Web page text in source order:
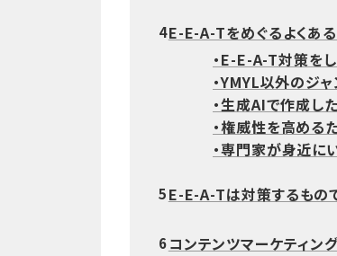
4E-E-A-Tをめぐるよくあ
・E-E-A-T対策を
・YMYL以外のジ
・生成AIで作成し
・権威性を高める
・専門家が身近に
5E-E-A-Tは対策するもの
6コンテンツマーケティン